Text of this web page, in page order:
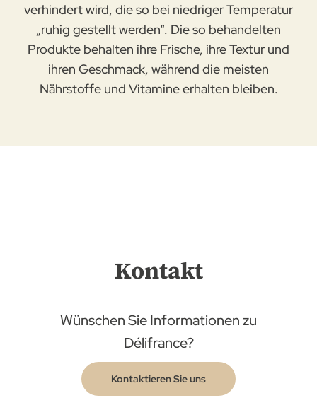
verhindert wird, die so bei niedriger Temperatur
„ruhig gestellt werden“. Die so behandelten
Produkte behalten ihre Frische, ihre Textur und
ihren Geschmack, während die meisten
Nährstoffe und Vitamine erhalten bleiben.
Kontakt
Wünschen Sie Informationen zu
Délifrance?
Kontaktieren Sie uns